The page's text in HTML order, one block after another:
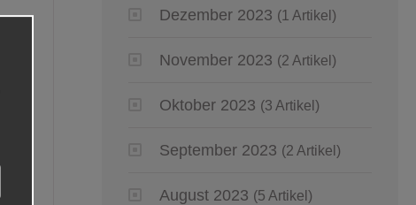
Dezember 2023 (1 Artikel)
November 2023 (2 Artikel)
Oktober 2023 (3 Artikel)
September 2023 (2 Artikel)
August 2023 (5 Artikel)